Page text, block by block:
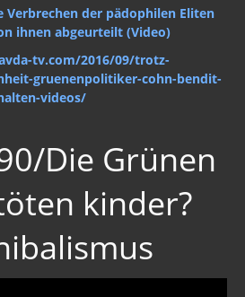
Verbrechen der pädophilen Eliten
ihnen abgeurteilt (Video)
tv.com/2016/09/trotz-
gruenenpolitiker-cohn-bendit-
videos/
Die Grünen
kinder?